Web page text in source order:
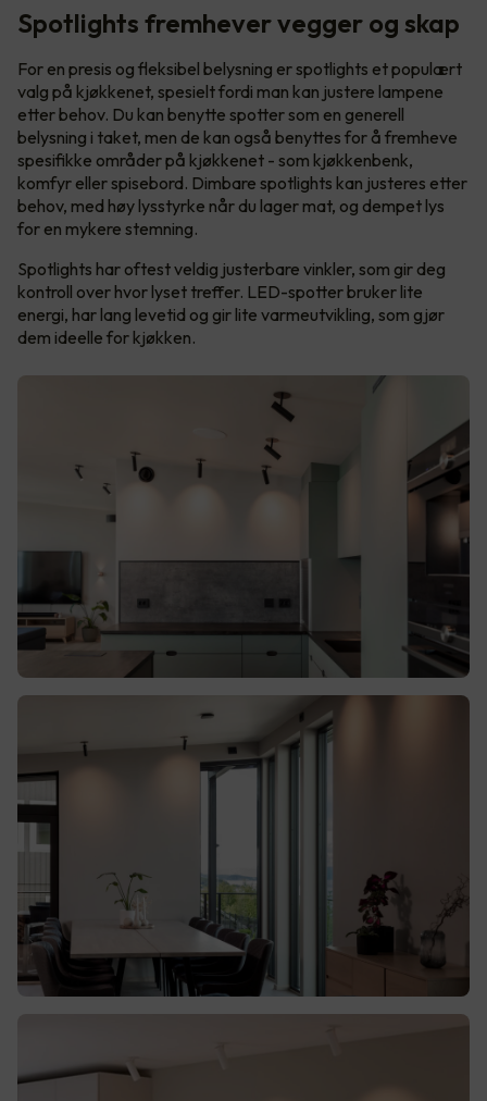
Spotlights fremhever vegger og skap
For en presis og fleksibel belysning er spotlights et populært
valg på kjøkkenet, spesielt fordi man kan justere lampene
etter behov. Du kan benytte spotter som en generell
belysning i taket, men de kan også benyttes for å fremheve
spesifikke områder på kjøkkenet - som kjøkkenbenk,
komfyr eller spisebord. Dimbare spotlights kan justeres etter
behov, med høy lysstyrke når du lager mat, og dempet lys
for en mykere stemning.
Spotlights har oftest veldig justerbare vinkler, som gir deg
kontroll over hvor lyset treffer. LED-spotter bruker lite
energi, har lang levetid og gir lite varmeutvikling, som gjør
dem ideelle for kjøkken.